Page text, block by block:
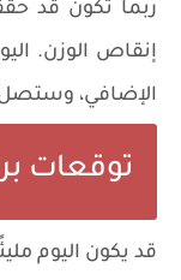
رُبما تكون قد
إنقاص الوزن.
الإضافي،
توقعات
قد يكون اليوم